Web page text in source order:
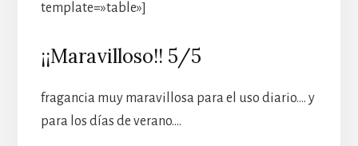
template=»table»]
¡¡Maravilloso!! 5/5
fragancia muy maravillosa para el uso diario…. y
para los días de verano….